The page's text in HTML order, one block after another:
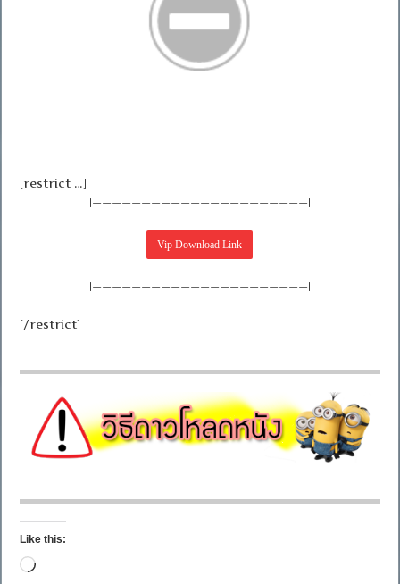
[restrict …]
|——————————————————————|
|——————————————————————|
[/restrict]
Like this:
Loading…